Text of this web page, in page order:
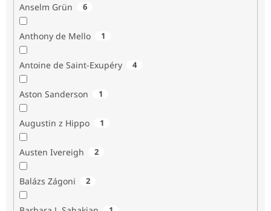
Anselm Grün 6
Anthony de Mello 1
Antoine de Saint-Exupéry 4
Aston Sanderson 1
Augustin z Hippo 1
Austen Ivereigh 2
Balázs Zágoni 2